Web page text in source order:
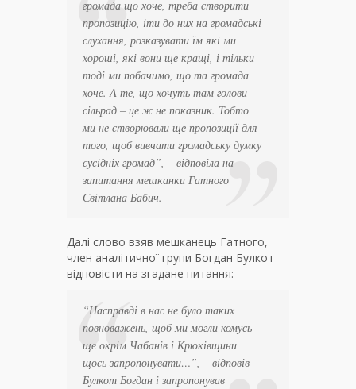
громада що хоче, треба створити
пропозицію, іти до них на громадські
слухання, розказувати їм які ми
хороші, які вони ще кращі, і тільки
тоді ми побачимо, що та громада
хоче. А те, що хочуть там голови
сільрад – це ж не показник. Тобто
ми не створювали ще пропозиції для
того, щоб вивчати громадську думку
сусідніх громад”, – відповіла на
запитання мешканки Гатного
Світлана Бабич.
Далі слово взяв мешканець Гатного,
член аналітичної групи Богдан Булкот
відповісти на згадане питання:
“Насправді в нас не було таких
повноважень, щоб ми могли комусь
ще окрім Чабанів і Крюківщини
щось запропонувати…”, – відповів
Булкот Богдан і запропонував